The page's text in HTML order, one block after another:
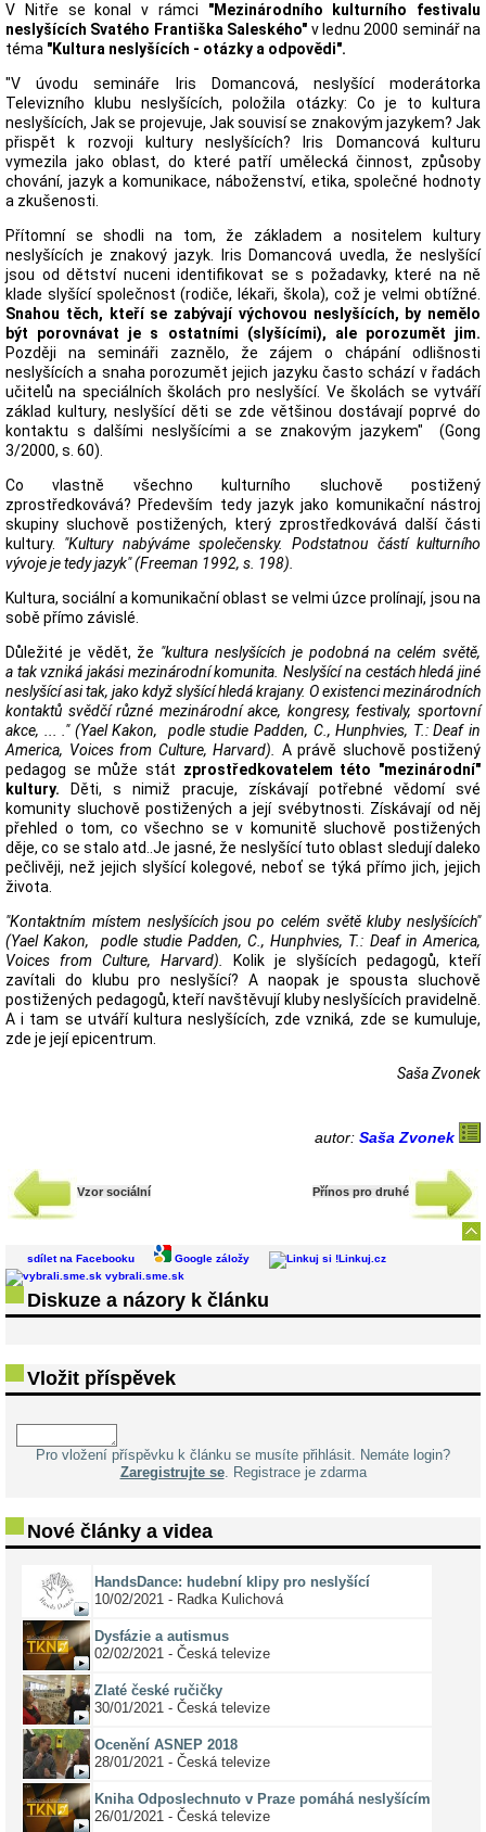
V Nitře se konal v rámci "Mezinárodního kulturního festivalu
neslyšících Svatého Františka Saleského" v lednu 2000 seminář na
téma "Kultura neslyšících - otázky a odpovědi".
"V úvodu semináře Iris Domancová, neslyšící moderátorka
Televizního klubu neslyšících, položila otázky: Co je to kultura
neslyšících, Jak se projevuje, Jak souvisí se znakovým jazykem? Jak
přispět k rozvoji kultury neslyšících? Iris Domancová kulturu
vymezila jako oblast, do které patří umělecká činnost, způsoby
chování, jazyk a komunikace, náboženství, etika, společné hodnoty
a zkušenosti.
Přítomní se shodli na tom, že základem a nositelem kultury
neslyšících je znakový jazyk. Iris Domancová uvedla, že neslyšící
jsou od dětství nuceni identifikovat se s požadavky, které na ně
klade slyšící společnost (rodiče, lékaři, škola), což je velmi obtížné.
Snahou těch, kteří se zabývají výchovou neslyšících, by nemělo
být porovnávat je s ostatními (slyšícími), ale porozumět jim.
Později na semináři zaznělo, že zájem o chápání odlišnosti
neslyšících a snaha porozumět jejich jazyku často schází v řadách
učitelů na speciálních školách pro neslyšící. Ve školách se vytváří
základ kultury, neslyšící děti se zde většinou dostávají poprvé do
kontaktu s dalšími neslyšícími a se znakovým jazykem" (Gong
3/2000, s. 60).
Co vlastně všechno kulturního sluchově postižený
zprostředkovává? Především tedy jazyk jako komunikační nástroj
skupiny sluchově postižených, který zprostředkovává další části
kultury. "Kultury nabýváme společensky. Podstatnou částí kulturního
vývoje je tedy jazyk" (Freeman 1992, s. 198).
Kultura, sociální a komunikační oblast se velmi úzce prolínají, jsou na
sobě přímo závislé.
Důležité je vědět, že "kultura neslyšících je podobná na celém světě,
a tak vzniká jakási mezinárodní komunita. Neslyšící na cestách hledá jiné
neslyšící asi tak, jako když slyšící hledá krajany. O existenci mezinárodních
kontaktů svědčí různé mezinárodní akce, kongresy, festivaly, sportovní
akce, ... ." (Yael Kakon, podle studie Padden, C., Hunphvies, T.: Deaf in
America, Voices from Culture, Harvard).
A právě sluchově postižený
pedagog se může stát zprostředkovatelem této "mezinárodní"
kultury. Děti, s nimiž pracuje, získávají potřebné vědomí své
komunity sluchově postižených a její svébytnosti. Získávají od něj
přehled o tom, co všechno se v komunitě sluchově postižených
děje, co se stalo atd..Je jasné, že neslyšící tuto oblast sledují daleko
pečlivěji, než jejich slyšící kolegové, neboť se týká přímo jich, jejich
života.
"Kontaktním místem neslyšících jsou po celém světě kluby neslyšících"
(Yael Kakon, podle studie Padden, C., Hunphvies, T.: Deaf in America,
Voices from Culture, Harvard).
Kolik je slyšících pedagogů, kteří
zavítali do klubu pro neslyšící? A naopak je spousta sluchově
postižených pedagogů, kteří navštěvují kluby neslyšících pravidelně.
A i tam se utváří kultura neslyšících, zde vzniká, zde se kumuluje,
zde je její epicentrum.
Saša Zvonek
autor: Saša Zvonek
Vzor sociální Přínos pro druhé
sdílet na Facebooku Google záložy
Linkuj.cz
vybrali.sme.sk
Diskuze a názory k článku
Vložit příspěvek
Pro vložení příspěvku k článku se musíte přihlásit. Nemáte login?
Zaregistrujte se. Registrace je zdarma
Nové články a videa
HandsDance: hudební klipy pro neslyšící
10/02/2021 - Radka Kulichová
Dysfázie a autismus
02/02/2021 - Česká televize
Zlaté české ručičky
30/01/2021 - Česká televize
Ocenění ASNEP 2018
28/01/2021 - Česká televize
Kniha Odposlechnuto v Praze pomáhá neslyšícím
26/01/2021 - Česká televize